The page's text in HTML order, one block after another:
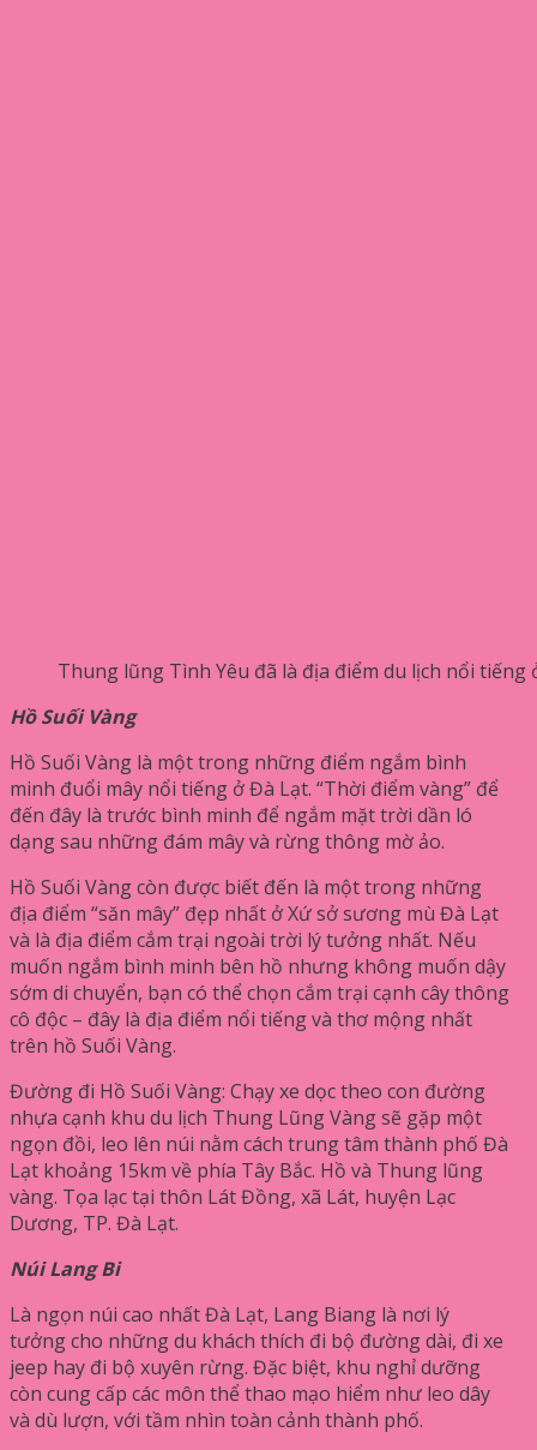
Thung lũng Tình Yêu đã là địa điểm du lịch nổi tiếng
Hồ Suối Vàng
Hồ Suối Vàng là một trong những điểm ngắm bình
minh đuổi mây nổi tiếng ở Đà Lạt. “Thời điểm vàng” để
đến đây là trước bình minh để ngắm mặt trời dần ló
dạng sau những đám mây và rừng thông mờ ảo.
Hồ Suối Vàng còn được biết đến là một trong những
địa điểm “săn mây” đẹp nhất ở Xứ sở sương mù Đà Lạt
và là địa điểm cắm trại ngoài trời lý tưởng nhất. Nếu
muốn ngắm bình minh bên hồ nhưng không muốn dậy
sớm di chuyển, bạn có thể chọn cắm trại cạnh cây thông
cô độc – đây là địa điểm nổi tiếng và thơ mộng nhất
trên hồ Suối Vàng.
Đường đi Hồ Suối Vàng: Chạy xe dọc theo con đường
nhựa cạnh khu du lịch Thung Lũng Vàng sẽ gặp một
ngọn đồi, leo lên núi nằm cách trung tâm thành phố Đà
Lạt khoảng 15km về phía Tây Bắc. Hồ và Thung lũng
vàng. Tọa lạc tại thôn Lát Đồng, xã Lát, huyện Lạc
Dương, TP. Đà Lạt.
Núi Lang Bi
Là ngọn núi cao nhất Đà Lạt, Lang Biang là nơi lý
tưởng cho những du khách thích đi bộ đường dài, đi xe
jeep hay đi bộ xuyên rừng. Đặc biệt, khu nghỉ dưỡng
còn cung cấp các môn thể thao mạo hiểm như leo dây
và dù lượn, với tầm nhìn toàn cảnh thành phố.